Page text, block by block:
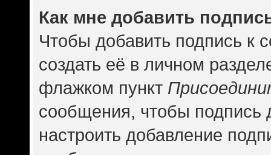
Как мне добавить
Чтобы добавить подпись
создать её в личном
флажком пункт
сообщения, чтобы подпись
настроить добавление